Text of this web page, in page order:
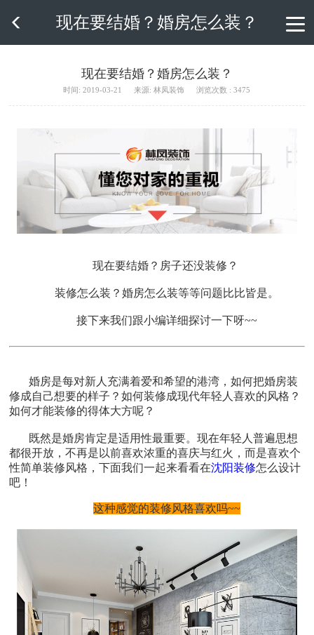
 现在要结婚？婚房怎么装？
现在要结婚？婚房怎么装？
时间: 2019-03-21 来源: 林凤装饰 浏览次数 : 3475
现在要结婚？房子还没装修？
装修怎么装？婚房怎么装等等问题比比皆是。
接下来我们跟小编详细探讨一下呀~~
婚房是每对新人充满着爱和希望的港湾，如何把婚房装
修成自己想要的样子？如何装修成现代年轻人喜欢的风格？
如何才能装修的得体大方呢？
既然是婚房肯定是适用性最重要。现在年轻人普遍思想
都很开放，不再是以前喜欢浓重的喜庆与红火，而是喜欢个
性简单装修风格，下面我们一起来看看在沈阳装修怎么设计
吧！
这种感觉的装修风格喜欢吗~~